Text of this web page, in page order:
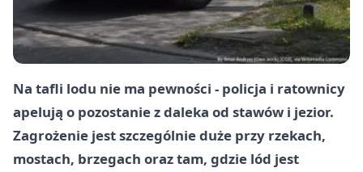
Na tafli lodu nie ma pewności - policja i ratownicy
apelują o pozostanie z daleka od stawów i jezior.
Zagrożenie jest szczególnie duże przy rzekach,
mostach, brzegach oraz tam, gdzie lód jest